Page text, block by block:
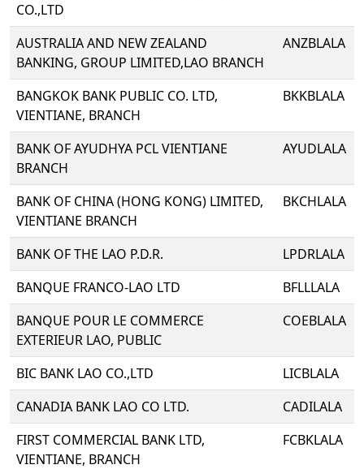
CO.,LTD
AUSTRALIA AND NEW ZEALAND
BANKING, GROUP LIMITED,LAO BRANCH
ANZBLALA
BANGKOK BANK PUBLIC CO. LTD,
VIENTIANE, BRANCH
BKKBLALA
BANK OF AYUDHYA PCL VIENTIANE
BRANCH
AYUDLALA
BANK OF CHINA (HONG KONG) LIMITED,
VIENTIANE BRANCH
BKCHLALA
BANK OF THE LAO P.D.R.
LPDRLALA
BANQUE FRANCO-LAO LTD
BFLLLALA
BANQUE POUR LE COMMERCE
EXTERIEUR LAO, PUBLIC
COEBLALA
BIC BANK LAO CO.,LTD
LICBLALA
CANADIA BANK LAO CO LTD.
CADILALA
FIRST COMMERCIAL BANK LTD,
VIENTIANE, BRANCH
FCBKLALA